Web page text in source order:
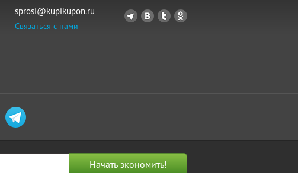
sprosi@kupikupon.ru
Связаться с нами